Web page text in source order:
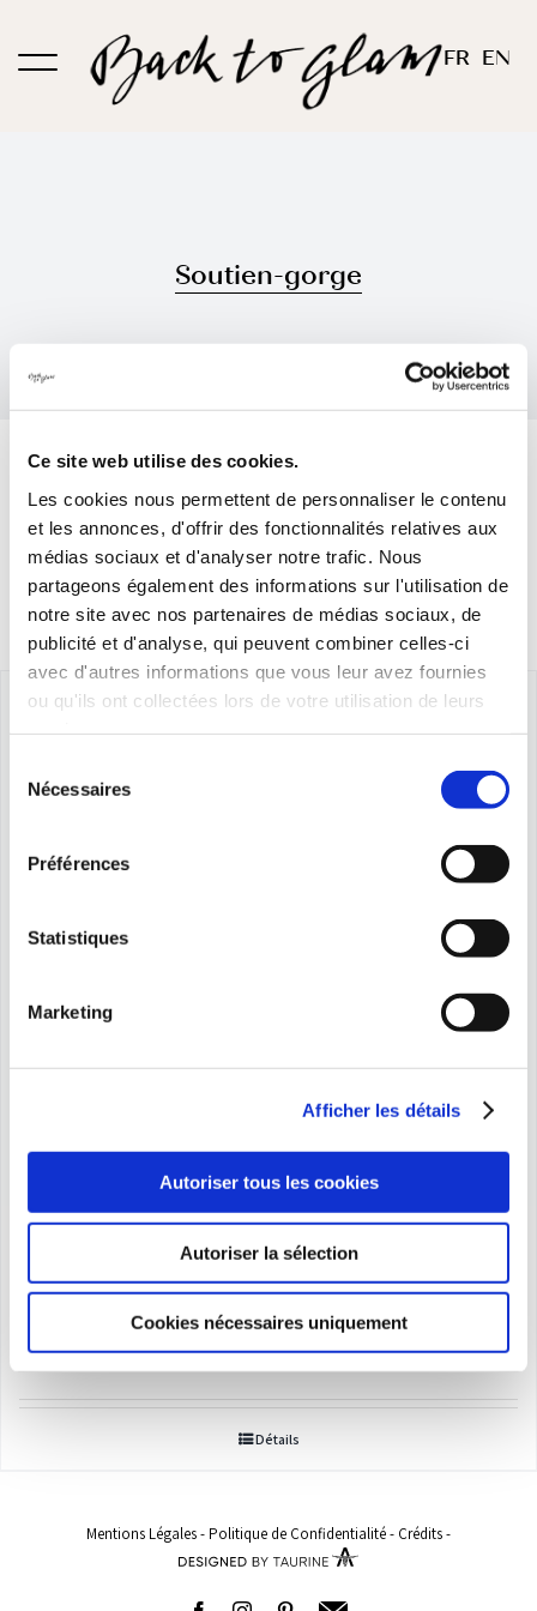
Ce site web utilise des cookies.
Les cookies nous permettent de personnaliser le contenu
et les annonces, d'offrir des fonctionnalités relatives aux
médias sociaux et d'analyser notre trafic. Nous
partageons également des informations sur l'utilisation de
notre site avec nos partenaires de médias sociaux, de
publicité et d'analyse, qui peuvent combiner celles-ci
avec d'autres informations que vous leur avez fournies
ou qu'ils ont collectées lors de votre utilisation de leurs
Nécessaires
Préférences
Statistiques
Marketing
Afficher les détails
Autoriser tous les cookies
Autoriser la sélection
Cookies nécessaires uniquement
au
FR EN
Soutien-gorge
Montrer
Soutien-gorge et accessoires
(bretelles, coussinets, H)
5,00€–430,00€Plage
prix :
430,00€
Détails
Mentions Légales- Politique de Confidentialité- Crédits-